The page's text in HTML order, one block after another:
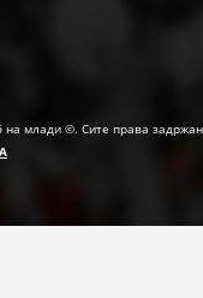
на млади ©. Сите права